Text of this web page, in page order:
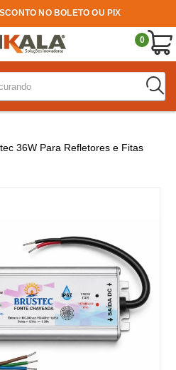
NO BOLETO OU PIX
0
36W Para Refletores e Fitas